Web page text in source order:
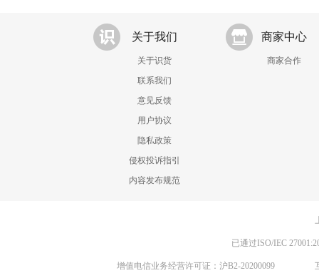
关于我们
关于识货
联系我们
意见反馈
用户协议
隐私政策
侵权投诉指引
内容发布规范
商家中心
商家合作
已通过ISO/IEC
增值电信业务经营许可证：沪B2-20200099